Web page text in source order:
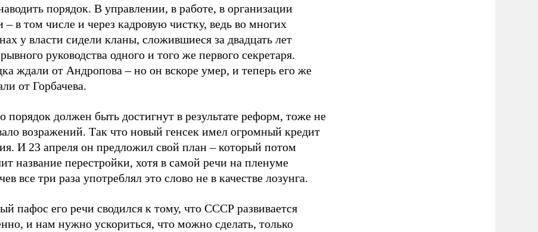
порядок. В управлении, в работе, в организации
– в том числе и через кадровую чистку, ведь во многих
у власти сидели кланы, сложившиеся за двадцать лет
руководства одного и того же первого секретаря.
ждали от Андропова – но он вскоре умер, и теперь его же
от Горбачева.
порядок должен быть достигнут в результате реформ, тоже не
возражений. Так что новый генсек имел огромный кредит
И 23 апреля он предложил свой план – который потом
название перестройки, хотя в самой речи на пленуме
все три раза употреблял это слово не в качестве лозунга.
пафос его речи сводился к тому, что СССР развивается
и нам нужно ускориться, что можно сделать, только